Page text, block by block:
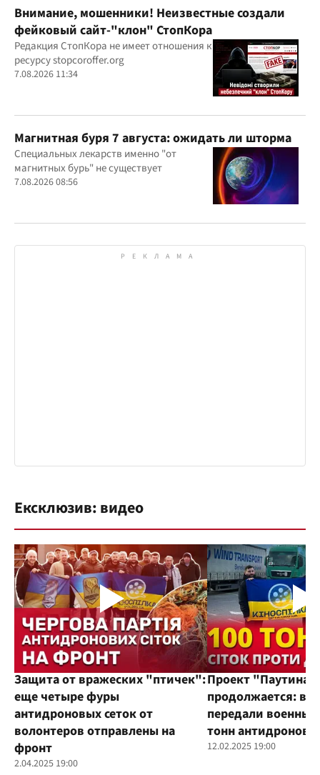
Внимание, мошенники! Неизвестные создали
фейковый сайт-"клон" СтопКора
Редакция СтопКора не имеет отношения к
ресурсу stopcoroffer.org
7.08.2026 11:34
Магнитная буря 7 августа: ожидать ли шторма
Специальных лекарств именно "от
магнитных бурь" не существует
7.08.2026 08:56
Ексклюзив: видео
Защита от вражеских "птичек":
еще четыре фуры
антидроновых сеток от
волонтеров отправлены на
фронт
2.04.2025 19:00
Проект "Паутина"
продолжается:
передали
тонн
12.02.2025 19:00